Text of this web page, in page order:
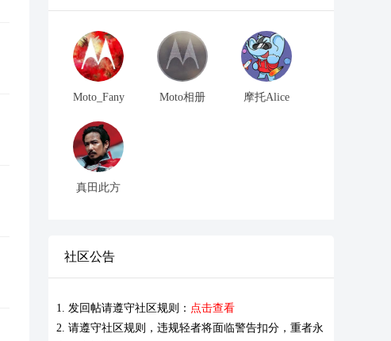
Moto_Fany Moto相册 摩托Alice
真田此方
社区公告
1. 发回帖请遵守社区规则： 点击查看
2. 请遵守社区规则，违规轻者将面临警告扣分，重者永